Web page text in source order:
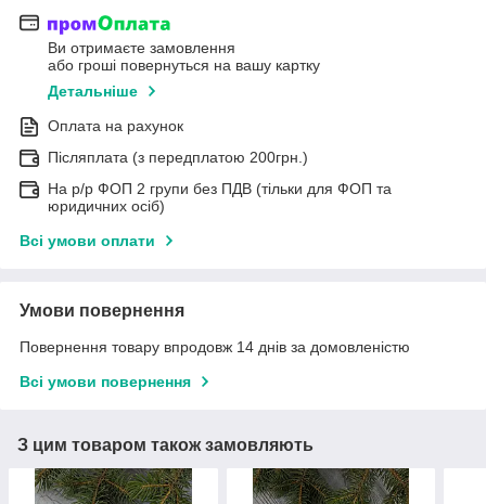
Ви отримаєте замовлення
або гроші повернуться на вашу картку
Детальніше
Оплата на рахунок
Післяплата (з передплатою 200грн.)
На р/р ФОП 2 групи без ПДВ (тільки для ФОП та
юридичних осіб)
Всі умови оплати
Умови повернення
Повернення товару впродовж 14 днів за домовленістю
Всі умови повернення
З цим товаром також замовляють